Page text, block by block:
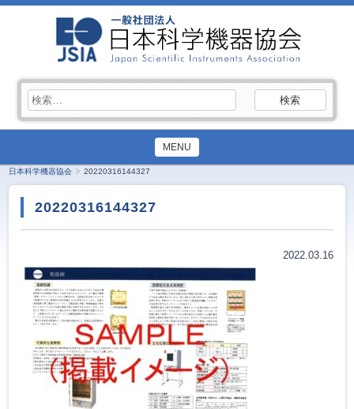
索:
MENU
日本科学機器協会 20220316144327
20220316144327
2022.03.16